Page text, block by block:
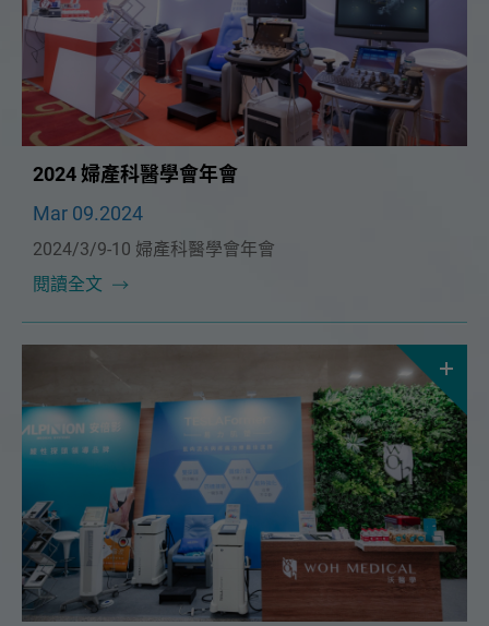
2024 婦產科醫學會年會
Mar 09.2024
2024/3/9-10 婦產科醫學會年會
閱讀全文